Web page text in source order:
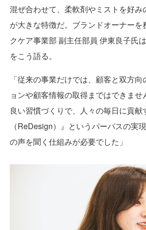
混ぜ合わせて、柔軟剤やミストを好み
が大きな特徴だ。ブランドオーナーを
クケア事業部 副主任部員 伊東良子氏
をこう語る。
「従来の事業だけでは、顧客と双方
ョンや顧客情報の取得まではできませ
良い習慣づくりで、人々の毎日に貢献
（ReDesign）』というパーパスの実
の声を聞く仕組みが必要でした」